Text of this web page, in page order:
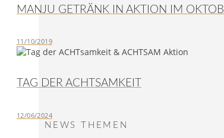
MANJU GETRÄNK IN AKTION IM
11/10/2019
TAG DER ACHTSAMKEIT
12/06/2024
NEWS THEMEN